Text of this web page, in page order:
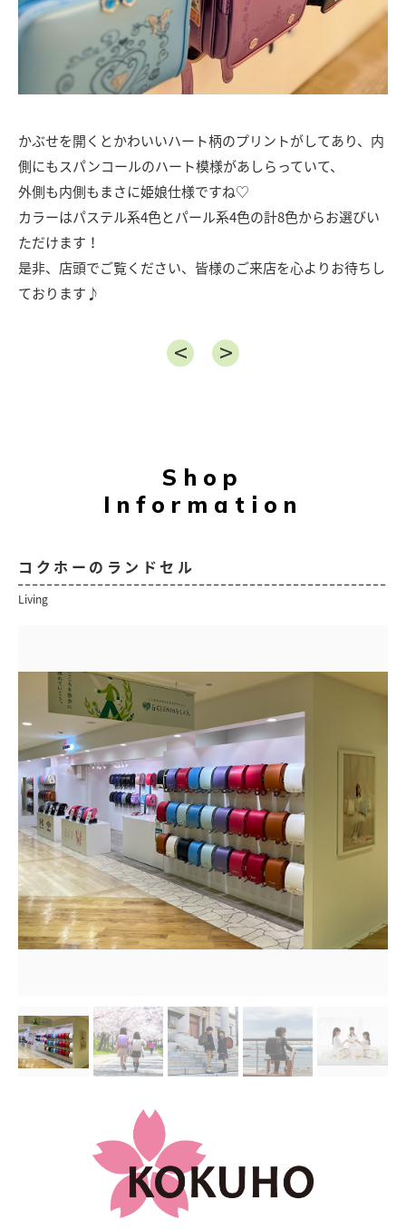
かぶせを開くとかわいいハート柄のプリントがしてあり、内
側にもスパンコールのハート模様があしらっていて、
外側も内側もまさに姫娘仕様ですね♡
カラーはパステル系4色とパール系4色の計8色からお選びい
ただけます！
是非、店頭でご覧ください、皆様のご来店を心よりお待ちし
ております♪
Shop
Information
コクホーのランドセル
Living